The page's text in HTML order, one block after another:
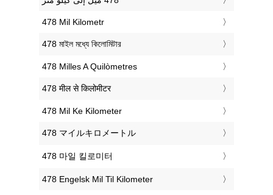
‎478 Mil Kilometr
‎478 মাইল মধ্যে কিলোমিটার
‎478 Milles A Quilòmetres
‎478 मील से किलोमीटर
‎478 Mil Ke Kilometer
‎478 マイルキロメートル
‎478 마일 킬로미터
‎478 Engelsk Mil Til Kilometer